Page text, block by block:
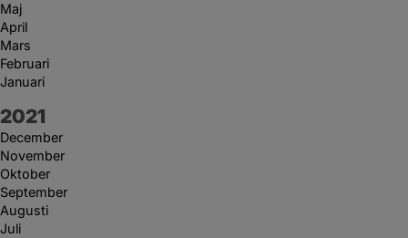
Maj
April
Mars
Februari
Januari
År:
2021
December
November
Oktober
September
Augusti
Juli